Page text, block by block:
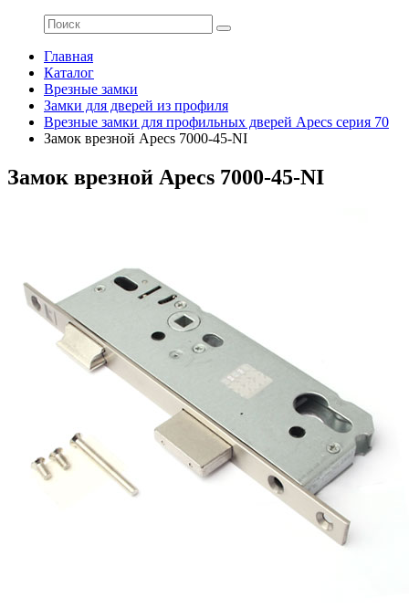
Главная
Каталог
Врезные замки
Замки для дверей из профиля
Врезные замки для профильных дверей Apecs серия 70
Замок врезной Apecs 7000-45-NI
Замок врезной Apecs 7000-45-NI